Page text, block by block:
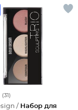
(31)
/ Набор для